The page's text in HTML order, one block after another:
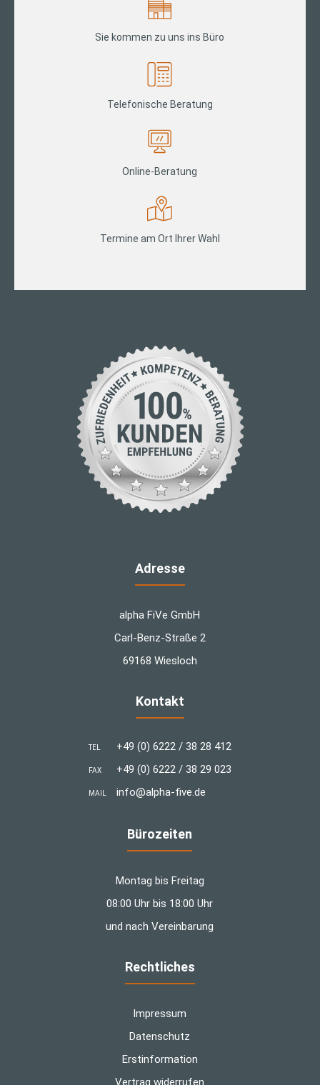
Sie kommen zu uns ins Büro
Telefonische Beratung
Online-Beratung
Termine am Ort Ihrer Wahl
Adresse
alpha FiVe GmbH
Carl-Benz-Straße 2
69168 Wiesloch
Kontakt
TEL +49 (0) 6222 / 38 28 412
FAX +49 (0) 6222 / 38 29 023
MAIL info@alpha-five.de
Bürozeiten
Montag bis Freitag
08:00 Uhr bis 18:00 Uhr
und nach Vereinbarung
Rechtliches
Impressum
Datenschutz
Erstinformation
Vertrag widerrufen